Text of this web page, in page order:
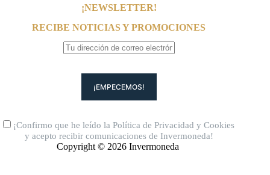
¡NEWSLETTER!
RECIBE NOTICIAS Y PROMOCIONES
¡Confirmo que he leído laPolítica de Privacidad yCookies
y acepto recibir comunicaciones de Invermoneda!
Copyright © 2026 Invermoneda